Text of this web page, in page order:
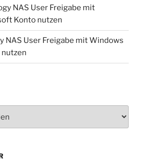
NAS User Freigabe mit
Konto nutzen
NAS User Freigabe mit Windows